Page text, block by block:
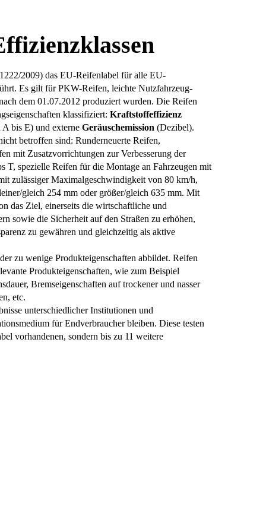
2009) das EU-Reifenlabel für alle EU-
Es gilt für PKW-Reifen, leichte Nutzfahrzeug-
dem 01.07.2012 produziert wurden. Die Reifen
klassifiziert:Kraftstoffeffizienz
A bis E) und externeGeräuschemission (Dezibel).
betroffen sind: Runderneuerte Reifen,
mit Zusatzvorrichtungen zur Verbesserung der
spezielle Reifen für die Montage an Fahrzeugen mit
zulässiger Maximalgeschwindigkeit von 80 km/h,
gleich 254 mm oder größer/gleich 635 mm. Mit
das Ziel, einerseits die wirtschaftliche und
sowie die Sicherheit auf den Straßen zu erhöhen,
zu gewähren und gleichzeitig als aktive
zu wenige Produkteigenschaften abbildet. Reifen
Produkteigenschaften, wie zum Beispiel
Bremseigenschaften auf trockener und nasser
etc.
unterschiedlicher Institutionen und
für Endverbraucher bleiben. Diese testen
vorhandenen, sondern bis zu 11 weitere